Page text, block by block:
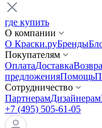
где купить
О компании
О Краски.руБренды
Покупателям
ОплатаДоставка
предложенияПомощь
Сотрудничество
ПартнерамДизайнерам
+7 (495) 505-61-05